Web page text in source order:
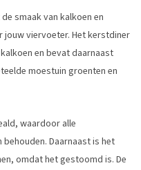
smaak van kalkoen en
viervoeter. Het kerstdiner
en bevat daarnaast
moestuin groenten en
waardoor alle
Daarnaast is het
omdat het gestoomd is. De